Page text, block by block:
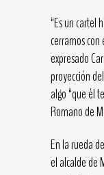
“Es un cartel
cerramos
expresado
proyección
algo “que él
Romano de
En la rueda
el alcalde de